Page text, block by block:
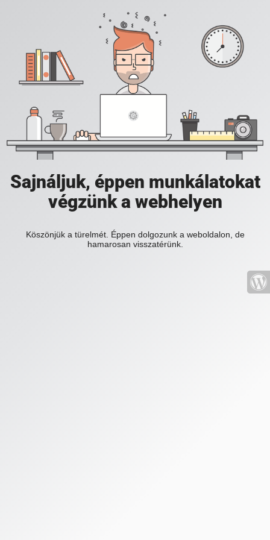
Sajnáljuk, éppen munkálatokat
végzünk a webhelyen
Köszönjük a türelmét. Éppen dolgozunk a weboldalon, de
hamarosan visszatérünk.